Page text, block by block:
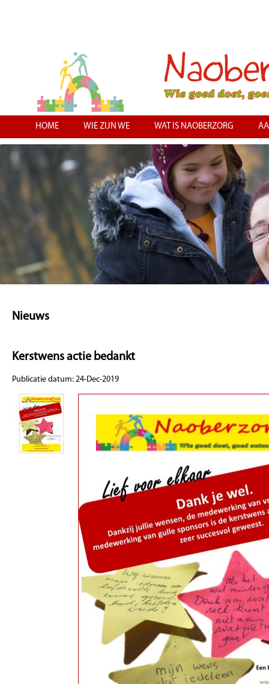
HOME WIE ZIJN WE WAT IS NAOBERZORG
Nieuws
Kerstwens actie bedankt
Publicatie datum: 24-Dec-2019